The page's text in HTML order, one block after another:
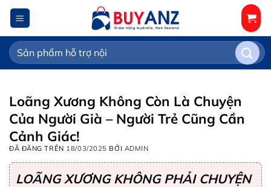
Chuyển
đến
nội
dung
Tìm
kiếm:
Loãng Xương Không Còn Là Chuyện
Của Người Già – Người Trẻ Cũng Cần
Cảnh Giác!
ĐÃ ĐĂNG TRÊN 18/03/2025 BỞI ADMIN
LOÃNG XƯƠNG KHÔNG PHẢI CHUYỆN